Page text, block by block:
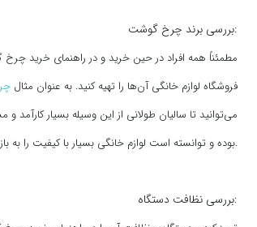
بررسی برند چرخ گوشت:
مطمئناً همه افراد در حین خرید و در راهنمای خرید
فروشگاه لوازم خانگی آن‌ها را تهیه کنید. به عنوان مثال
می‌توانید تا سالیان طولانی از این وسیله بسیار
بوده و توانسته است لوازم خانگی بسیار با کیفیت را به بازار عرضه کند.
بررسی نظافت دستگاه: